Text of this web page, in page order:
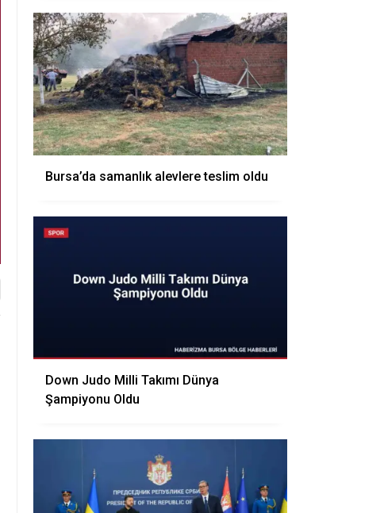
Bursa’da samanlık alevlere teslim oldu
Down Judo Milli Takımı Dünya
Şampiyonu Oldu